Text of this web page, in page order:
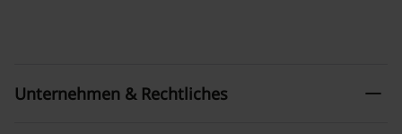
Unternehmen & Rechtliches remove